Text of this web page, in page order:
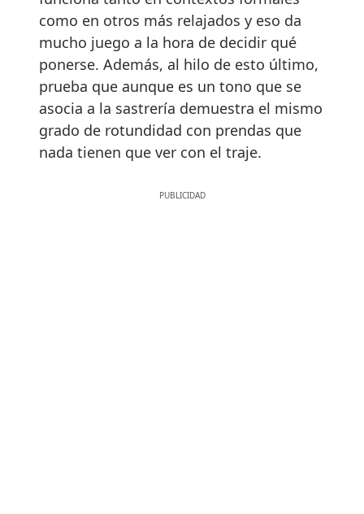
como en otros más relajados y eso da
mucho juego a la hora de decidir qué
ponerse. Además, al hilo de esto último,
prueba que aunque es un tono que se
asocia a la sastrería demuestra el mismo
grado de rotundidad con prendas que
nada tienen que ver con el traje.